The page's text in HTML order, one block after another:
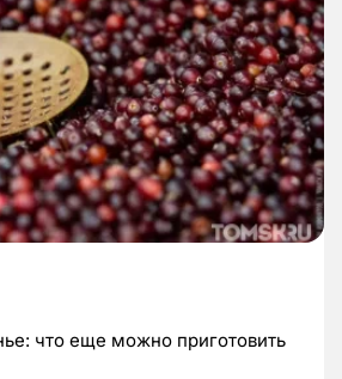
что еще можно приготовить